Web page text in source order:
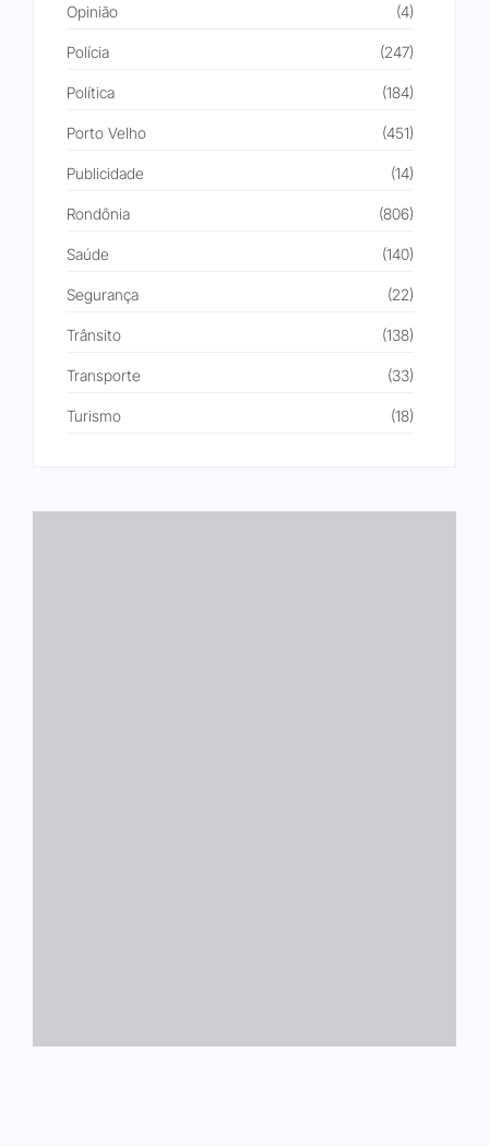
Opinião (4)
Polícia (247)
Política (184)
Porto Velho (451)
Publicidade (14)
Rondônia (806)
Saúde (140)
Segurança (22)
Trânsito (138)
Transporte (33)
Turismo (18)